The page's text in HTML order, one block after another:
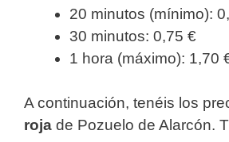
20 minutos (mínimo):
30 minutos: 0,75 €
1 hora (máximo): 1,70
A continuación, tenéis los
roja de Pozuelo de Alarcón.